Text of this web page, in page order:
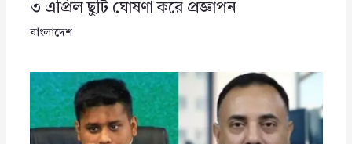
৩ এপ্রিল ছুটি ঘোষণা করে প্রজ্ঞাপন
বাংলাদেশ